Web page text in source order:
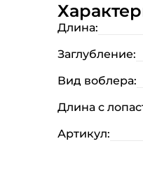
Длина:
Заглубление:
Вид воблера:
Длина с
Артикул: